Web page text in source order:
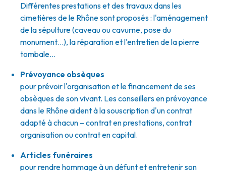
Différentes prestations et des travaux dans les
cimetières de le Rhône sont proposés : l'aménagement
de la sépulture (caveau ou cavurne, pose du
monument…), la réparation et l'entretien de la pierre
tombale…
Prévoyance obsèques
pour prévoir l'organisation et le financement de ses
obsèques de son vivant. Les conseillers en prévoyance
dans le Rhône aident à la souscription d'un contrat
adapté à chacun – contrat en prestations, contrat
organisation ou contrat en capital.
Articles funéraires
pour rendre hommage à un défunt et entretenir son